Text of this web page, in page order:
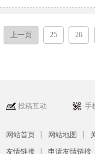
上一页 25 26
投稿互动 手
网站首页 网站地图
友情链接 申请友情链接